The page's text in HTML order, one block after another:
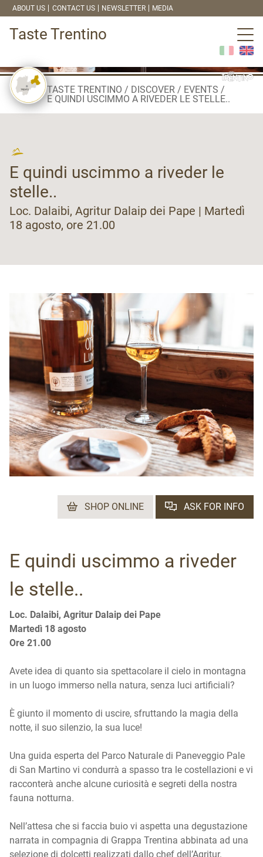
ABOUT US CONTACT US NEWSLETTER MEDIA
Taste Trentino
TASTE TRENTINO DISCOVER
EVENTS
E QUINDI USCIMMO A RIVEDER LE STELLE..
E quindi uscimmo a riveder le
stelle..
Loc. Dalaibi, Agritur Dalaip dei Pape | Martedì
18 agosto, ore 21.00
SHOP ONLINE ASK FOR INFO
E quindi uscimmo a riveder
le stelle..
Loc. Dalaibi, Agritur Dalaip dei Pape
Martedì 18 agosto
Ore 21.00
Avete idea di quanto sia spettacolare il cielo in montagna
in un luogo immerso nella natura, senza luci artificiali?
È giunto il momento di uscire, sfruttando la magia della
notte, il suo silenzio, la sua luce!
Una guida esperta del Parco Naturale di Paneveggio Pale
di San Martino vi condurrà a spasso tra le costellazioni e vi
racconterà anche alcune curiosità e segreti della nostra
fauna notturna.
Nell’attesa che si faccia buio vi aspetta una degustazione
narrata in compagnia di Grappa Trentina abbinata ad una
selezione di dolcetti realizzati dallo chef dell’Agritur.